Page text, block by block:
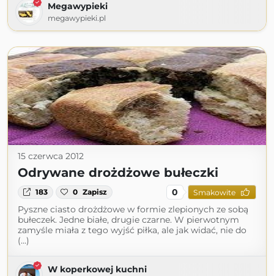
Megawypieki
megawypieki.pl
15 czerwca 2012
Odrywane drożdżowe bułeczki
183 0 Zapisz 0 Smakowite
Pyszne ciasto drożdżowe w formie zlepionych ze sobą
bułeczek. Jedne białe, drugie czarne. W pierwotnym
zamyśle miała z tego wyjść piłka, ale jak widać, nie do
(...)
W koperkowej kuchni